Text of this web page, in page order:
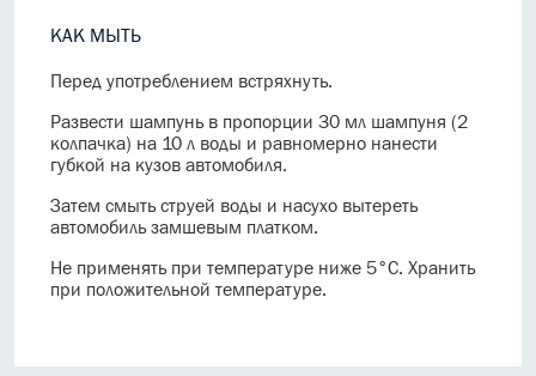
КАК МЫТЬ
Перед употреблением встряхнуть.
Развести шампунь в пропорции 30 мл шампуня (2
колпачка) на 10 л воды и равномерно нанести
губкой на кузов автомобиля.
Затем смыть струей воды и насухо вытереть
автомобиль замшевым платком.
Не применять при температуре ниже 5°С. Хранить
при положительной температуре.